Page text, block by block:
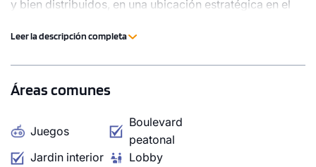
y bien distribuidos, en una ubicación estratégica en el
Leer la descripción completa
Áreas comunes
Juegos
Boulevard
peatonal
Jardin interior
Lobby